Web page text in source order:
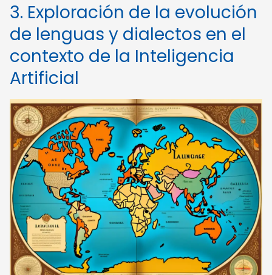
3. Exploración de la evolución
de lenguas y dialectos en el
contexto de la Inteligencia
Artificial